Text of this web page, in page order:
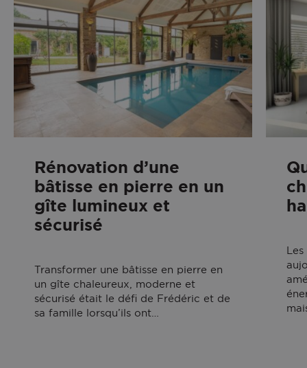
Rénovation d’une
bâtisse en pierre en un
gîte lumineux et
sécurisé
Transformer une bâtisse en pierre en
un gîte chaleureux, moderne et
sécurisé était le défi de Frédéric et de
sa famille lorsqu’ils ont…